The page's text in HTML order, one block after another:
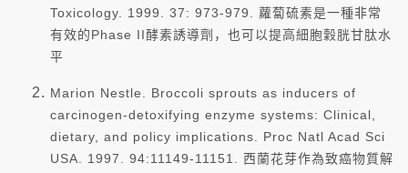
Toxicology. 1999. 37: 973-979. 蘿蔔硫素是一種非常
有效的Phase II酵素誘導劑，也可以提高細胞穀胱甘肽水
平
Marion Nestle. Broccoli sprouts as inducers of
carcinogen-detoxifying enzyme systems: Clinical,
dietary, and policy implications. Proc Natl Acad Sci
USA. 1997. 94:11149-11151. 西蘭花芽作為致癌物質解